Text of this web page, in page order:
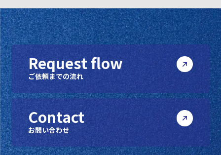
Request flow
ご依頼までの流れ
Contact
お問い合わせ